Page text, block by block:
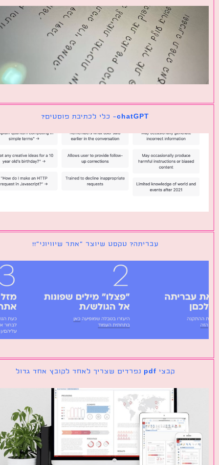
chatGPT- כלי לכתיבת פוסטים?
עבריתה? טקסט שיוצר ״אתר שיוויוני״!!